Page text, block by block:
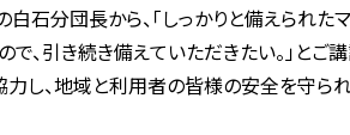
分団長から、「しっかりと備えられた
、引き続き備えていただきたい。」とご
し、地域と利用者の皆様の安全を守ら